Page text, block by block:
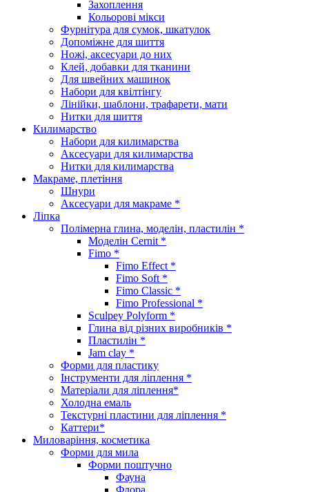
Захоплення
Кольорові мікси
Фурнітура для сумок, шкатулок
Допоміжне для шиття
Ножі, аксесуари до них
Клей, добавки для тканини
Для швейних машинок
Набори для квілтінгу
Лінійки, шаблони, трафарети, мати
Нитки для шиття
Килимарство
Набори для килимарства
Аксесуари для килимарства
Нитки для килимарства
Макраме, плетіння
Шнури
Аксесуари для макраме *
Ліпка
Полімерна глина, моделін, пластилін *
Моделін Cernit *
Fimo *
Fimo Effect *
Fimo Soft *
Fimo Classic *
Fimo Professional *
Sculpey Polyform *
Глина від різних виробників *
Пластилін *
Jam clay *
Форми для пластику
Інструменти для ліплення *
Матеріали для ліплення*
Холодна емаль
Текстурні пластини для ліплення *
Каттери*
Миловаріння, косметика
Форми для мила
Форми поштучно
Фауна
Флора